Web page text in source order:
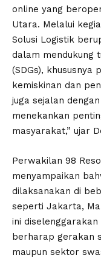
online yang
Utara. Melalui
Solusi Logistik
dalam mendukung
(SDGs), khususnya
kemiskinan dan
juga sejalan
menekankan
masyarakat,” ujar
Perwakilan 98
menyampaikan
dilaksanakan di
seperti Jakarta,
ini diselenggarakan
berharap gerakan
maupun sektor